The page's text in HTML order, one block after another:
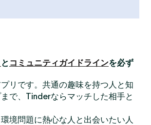
と コミュニティガイドラインを必ず
リです。共通の趣味を持つ人と知
で、Tinderならマッチした相手と
境問題に熱心な人と出会いたい人